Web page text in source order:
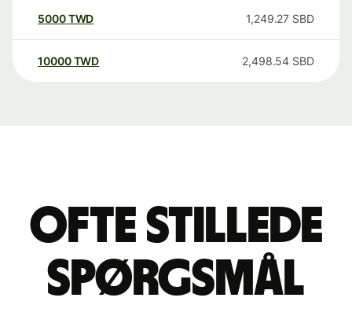
5000TWD 1,249.27 SBD
10000 TWD 2,498.54 SBD
Ofte stillede
spørgsmål